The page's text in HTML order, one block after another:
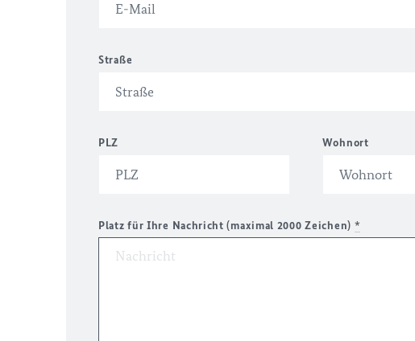
Straße
PLZ Wohnort
Platz für Ihre Nachricht (maximal 2000 Zeichen) *